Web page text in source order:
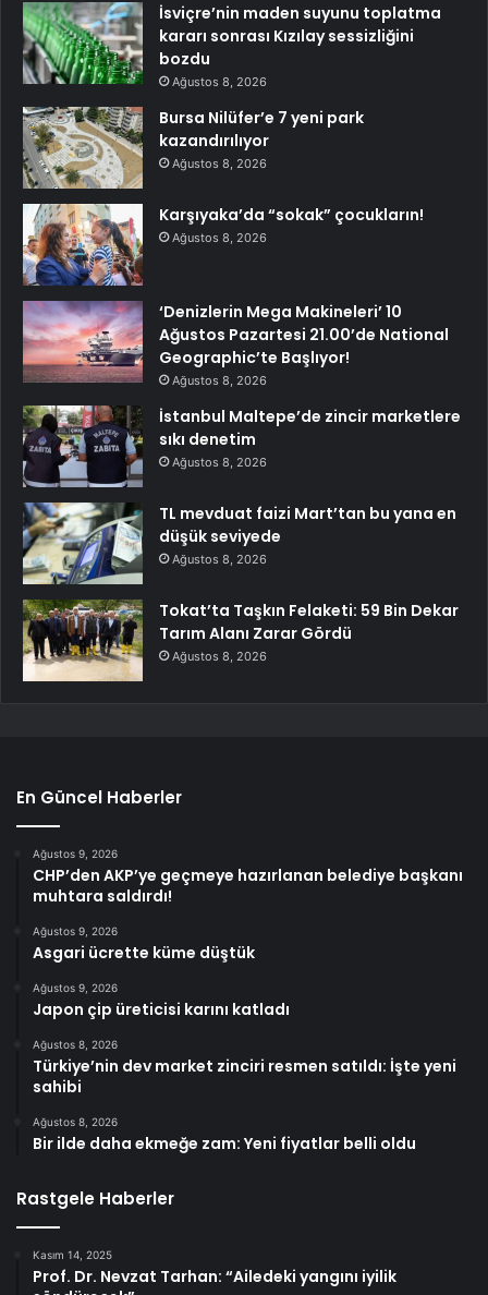
İsviçre’nin maden suyunu toplatma
kararı sonrası Kızılay sessizliğini
bozdu
Ağustos 8, 2026
Bursa Nilüfer’e 7 yeni park
kazandırılıyor
Ağustos 8, 2026
Karşıyaka’da “sokak” çocukların!
Ağustos 8, 2026
‘Denizlerin Mega Makineleri’ 10
Ağustos Pazartesi 21.00’de National
Geographic’te Başlıyor!
Ağustos 8, 2026
İstanbul Maltepe’de zincir marketlere
sıkı denetim
Ağustos 8, 2026
TL mevduat faizi Mart’tan bu yana en
düşük seviyede
Ağustos 8, 2026
Tokat’ta Taşkın Felaketi: 59 Bin Dekar
Tarım Alanı Zarar Gördü
Ağustos 8, 2026
En Güncel Haberler
Ağustos 9, 2026
CHP’den AKP’ye geçmeye hazırlanan belediye başkanı
muhtara saldırdı!
Ağustos 9, 2026
Asgari ücrette küme düştük
Ağustos 9, 2026
Japon çip üreticisi karını katladı
Ağustos 8, 2026
Türkiye’nin dev market zinciri resmen satıldı: İşte yeni
sahibi
Ağustos 8, 2026
Bir ilde daha ekmeğe zam: Yeni fiyatlar belli oldu
Rastgele Haberler
Kasım 14, 2025
Prof. Dr. Nevzat Tarhan: “Ailedeki yangını iyilik